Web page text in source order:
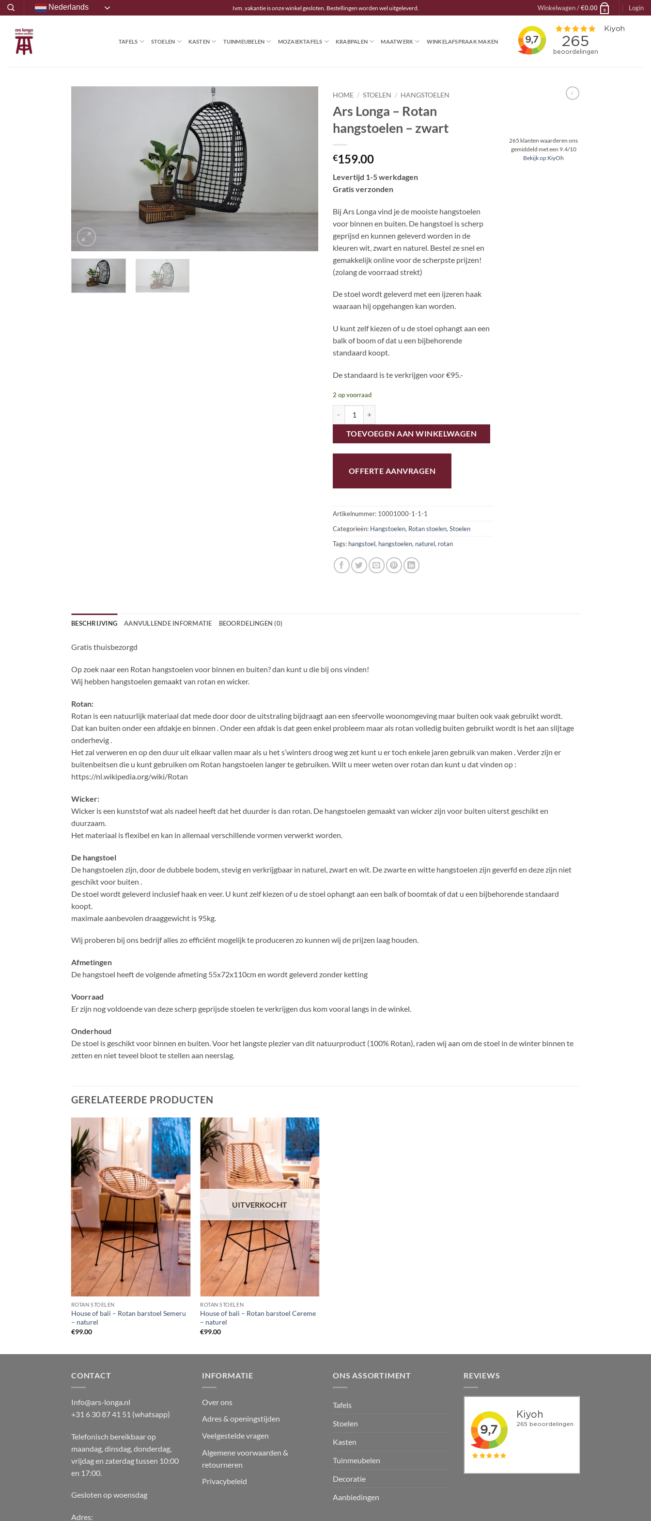
Ga
naar
inhoud
Nederlands Ivm. vakantie is onze winkel gesloten. Bestellingen worden wel uitgeleverd. Winkelwagen /€0.00 0 Login
TAFELS STOELEN KASTEN TUINMEUBELEN MOZAIEKTAFELS KRABPALEN MAATWERK WINKELAFSPRAAK MAKEN
HOME / STOELEN / HANGSTOELEN
Ars Longa – Rotan
hangstoelen – zwart
€159.00
Levertijd 1-5 werkdagen
Gratis verzonden
Bij Ars Longa vind je de mooiste hangstoelen
voor binnen en buiten. De hangstoel is scherp
geprijsd en kunnen geleverd worden in de
kleuren wit, zwart en naturel. Bestel ze snel en
gemakkelijk online voor de scherpste prijzen!
(zolang de voorraad strekt)
De stoel wordt geleverd met een ijzeren haak
waaraan hij opgehangen kan worden.
U kunt zelf kiezen of u de stoel ophangt aan een
balk of boom of dat u een bijbehorende
standaard koopt.
De standaard is te verkrijgen voor €95.-
2 op voorraad
TOEVOEGEN AAN WINKELWAGEN
OFFERTE AANVRAGEN
Artikelnummer: 10001000-1-1-1
Categorieën: Hangstoelen, Rotan stoelen,Stoelen
Tags: hangstoel, hangstoelen, naturel, rotan
265 klanten waarderen ons
gemiddeld met een 9.4/10
Bekijk op KiyOh
BESCHRIJVING AANVULLENDE INFORMATIE BEOORDELINGEN (0)
Gratis thuisbezorgd
Op zoek naar een Rotan hangstoelen voor binnen en buiten? dan kunt u die bij ons vinden!
Wij hebben hangstoelen gemaakt van rotan en wicker.
Rotan:
Rotan is een natuurlijk materiaal dat mede door door de uitstraling bijdraagt aan een sfeervolle woonomgeving maar buiten ook vaak gebruikt wordt.
Dat kan buiten onder een afdakje en binnen . Onder een afdak is dat geen enkel probleem maar als rotan volledig buiten gebruikt wordt is het aan slijtage
onderhevig .
Het zal verweren en op den duur uit elkaar vallen maar als u het s’winters droog weg zet kunt u er toch enkele jaren gebruik van maken . Verder zijn er
buitenbeitsen die u kunt gebruiken om Rotan hangstoelen langer te gebruiken. Wilt u meer weten over rotan dan kunt u dat vinden op :
https://nl.wikipedia.org/wiki/Rotan
Wicker:
Wicker is een kunststof wat als nadeel heeft dat het duurder is dan rotan. De hangstoelen gemaakt van wicker zijn voor buiten uiterst geschikt en
duurzaam.
Het materiaal is flexibel en kan in allemaal verschillende vormen verwerkt worden.
De hangstoel
De hangstoelen zijn, door de dubbele bodem, stevig en verkrijgbaar in naturel, zwart en wit. De zwarte en witte hangstoelen zijn geverfd en deze zijn niet
geschikt voor buiten .
De stoel wordt geleverd inclusief haak en veer. U kunt zelf kiezen of u de stoel ophangt aan een balk of boomtak of dat u een bijbehorende standaard
koopt.
maximale aanbevolen draaggewicht is 95kg.
Wij proberen bij ons bedrijf alles zo efficiënt mogelijk te produceren zo kunnen wij de prijzen laag houden.
Afmetingen
De hangstoel heeft de volgende afmeting 55x72x110cm en wordt geleverd zonder ketting
Voorraad
Er zijn nog voldoende van deze scherp geprijsde stoelen te verkrijgen dus kom vooral langs in de winkel.
Onderhoud
De stoel is geschikt voor binnen en buiten. Voor het langste plezier van dit natuurproduct (100% Rotan), raden wij aan om de stoel in de winter binnen te
zetten en niet teveel bloot te stellen aan neerslag.
GERELATEERDE PRODUCTEN
ROTAN STOELEN
House of bali – Rotan barstoel Semeru
– naturel
€99.00
UITVERKOCHT
ROTAN STOELEN
House of bali – Rotan barstoel Cereme
– naturel
€99.00
CONTACT
Info@ars-longa.nl
+31 6 30 87 41 51 (whatsapp)
Telefonisch bereikbaar op
maandag, dinsdag, donderdag,
vrijdag en zaterdag tussen 10:00
en 17:00.
Gesloten op woensdag
Adres:
INFORMATIE
Over ons
Adres & openingstijden
Veelgestelde vragen
Algemene voorwaarden &
retourneren
Privacybeleid
ONS ASSORTIMENT
Tafels
Stoelen
Kasten
Tuinmeubelen
Decoratie
Aanbiedingen
REVIEWS